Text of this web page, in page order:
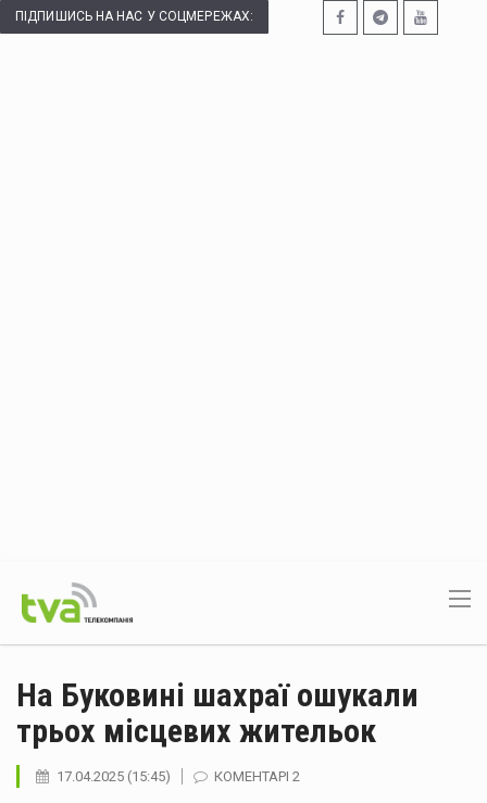
ПІДПИШИСЬ НА НАС У СОЦМЕРЕЖАХ:
На Буковині шахраї ошукали
трьох місцевих жительок
17.04.2025 (15:45) КОМЕНТАРІ 2